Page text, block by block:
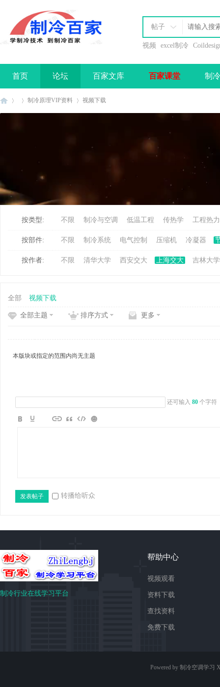
帖子
视频 excel制冷
首页 论坛 百家文库 百家课堂 制
办理会员制冷原理VIP资料 视频下载
按类型: 不限 制冷与空调 低温工程 传热学 工程热
按部件: 不限 制冷系统 电气控制 压缩机 冷凝器
按作者: 不限 清华大学 西安交大 上海交大 吉林大学
全部 视频下载
全部主题 排序方式 更多
本版块或指定的范围内尚无主题
还可输入 80 个字符
发表帖子 转播给听众
制冷行业在线学习平台
帮助中心
视频观看
资料下载
查找资料
免费下载
Powered by 制冷空调学习